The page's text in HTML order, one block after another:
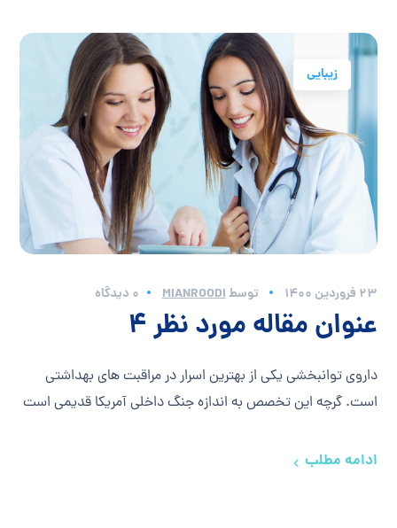
زیبایی
23 فروردین 1400 توسطMIANROODI 0 دیدگاه
عنوان مقاله مورد نظر 4
داروی توانبخشی یکی از بهترین اسرار در مراقبت های بهداشتی
است. گرچه این تخصص به اندازه جنگ داخلی آمریکا قدیمی است
ادامه مطلب